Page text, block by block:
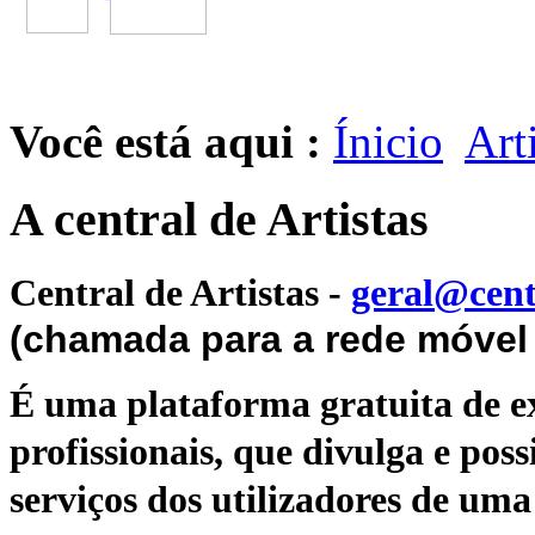
Você está aqui : Ínicio
A central de Artistas
Central de Artistas -
(chamada para a rede
É uma plataforma gratuita de
profissionais, que divulga e
serviços dos utilizadores de